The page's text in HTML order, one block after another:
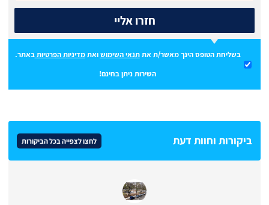
חזרו אליי
בשליחת הטופס הינך מאשר/ת אתתנאי השימושואתמדיניות הפרטיות באתר.
השירות ניתן בחינם!
ביקורות וחוות דעת לחצו לצפייה בכל הביקורות